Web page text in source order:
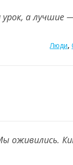
а лучшие
Люди,
оживились.